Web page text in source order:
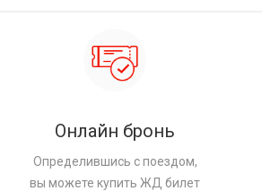
Онлайн бронь
Определившись с поездом,
вы можете купить ЖД билет